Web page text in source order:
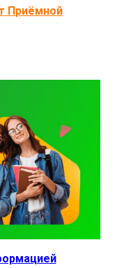
Приёмной